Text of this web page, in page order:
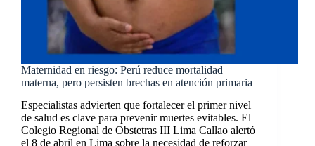
Maternidad en riesgo: Perú reduce mortalidad
materna, pero persisten brechas en atención primaria
Especialistas advierten que fortalecer el primer nivel
de salud es clave para prevenir muertes evitables. El
Colegio Regional de Obstetras III Lima Callao alertó
el 8 de abril en Lima sobre la necesidad de reforzar